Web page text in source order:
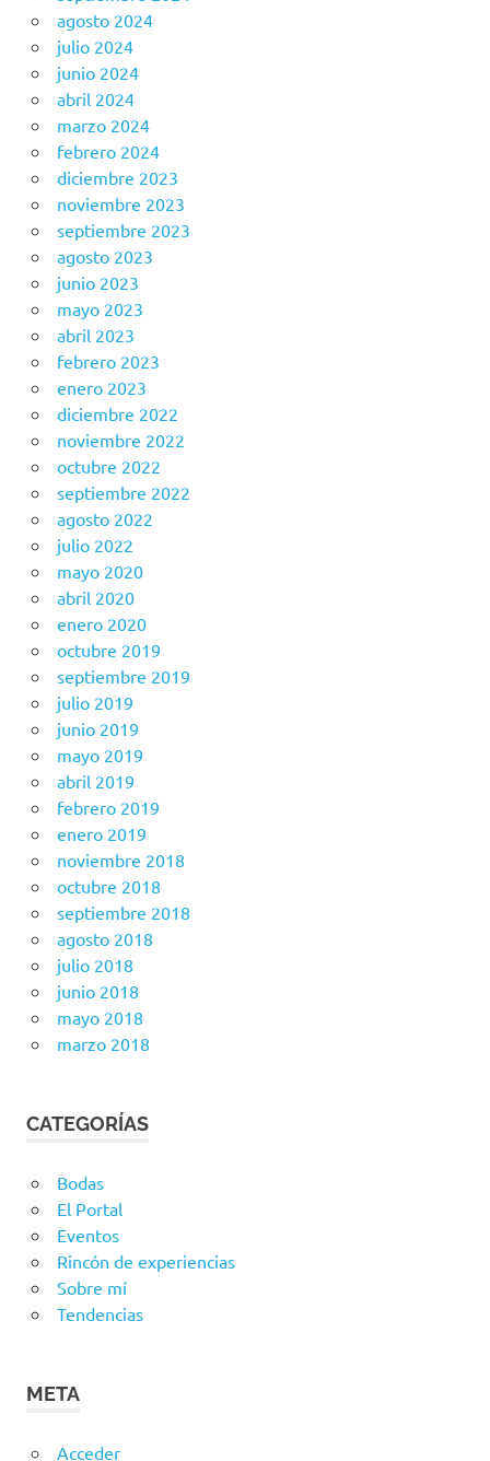
agosto 2024
julio 2024
junio 2024
abril 2024
marzo 2024
febrero 2024
diciembre 2023
noviembre 2023
septiembre 2023
agosto 2023
junio 2023
mayo 2023
abril 2023
febrero 2023
enero 2023
diciembre 2022
noviembre 2022
octubre 2022
septiembre 2022
agosto 2022
julio 2022
mayo 2020
abril 2020
enero 2020
octubre 2019
septiembre 2019
julio 2019
junio 2019
mayo 2019
abril 2019
febrero 2019
enero 2019
noviembre 2018
octubre 2018
septiembre 2018
agosto 2018
julio 2018
junio 2018
mayo 2018
marzo 2018
CATEGORÍAS
Bodas
El Portal
Eventos
Rincón de experiencias
Sobre mí
Tendencias
META
Acceder